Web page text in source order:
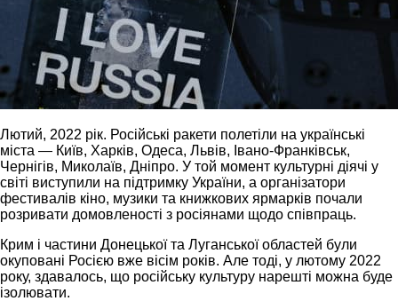
Лютий, 2022 рік. Російські ракети полетіли на українські
міста — Київ, Харків, Одеса, Львів, Івано-Франківськ,
Чернігів, Миколаїв, Дніпро. У той момент культурні діячі у
світі виступили на підтримку України, а організатори
фестивалів кіно, музики та книжкових ярмарків почали
розривати домовленості з росіянами щодо співпраць.
Крим і частини Донецької та Луганської областей були
окуповані Росією вже вісім років. Але тоді, у лютому 2022
року, здавалось, що російську культуру нарешті можна буде
ізолювати.